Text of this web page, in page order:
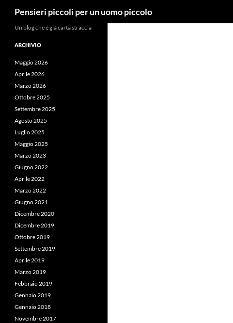
Pensieri piccoli per un uomo piccolo
Un blog che è già carta straccia
ARCHIVIO
Maggio 2026
Aprile 2026
Marzo 2026
Ottobre 2025
Settembre 2025
Agosto 2025
Luglio 2025
Maggio 2025
Marzo 2023
Giugno 2022
Aprile 2022
Marzo 2022
Giugno 2021
Dicembre 2020
Dicembre 2019
Ottobre 2019
Settembre 2019
Aprile 2019
Marzo 2019
Febbraio 2019
Gennaio 2019
Gennaio 2018
Novembre 2017